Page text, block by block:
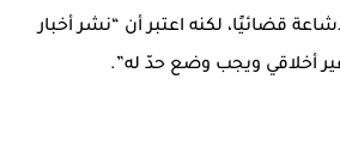
قضائيًا، لكنه اعتبر أن “نشر أخبار
أخلاقي ويجب وضع حدّ له”.